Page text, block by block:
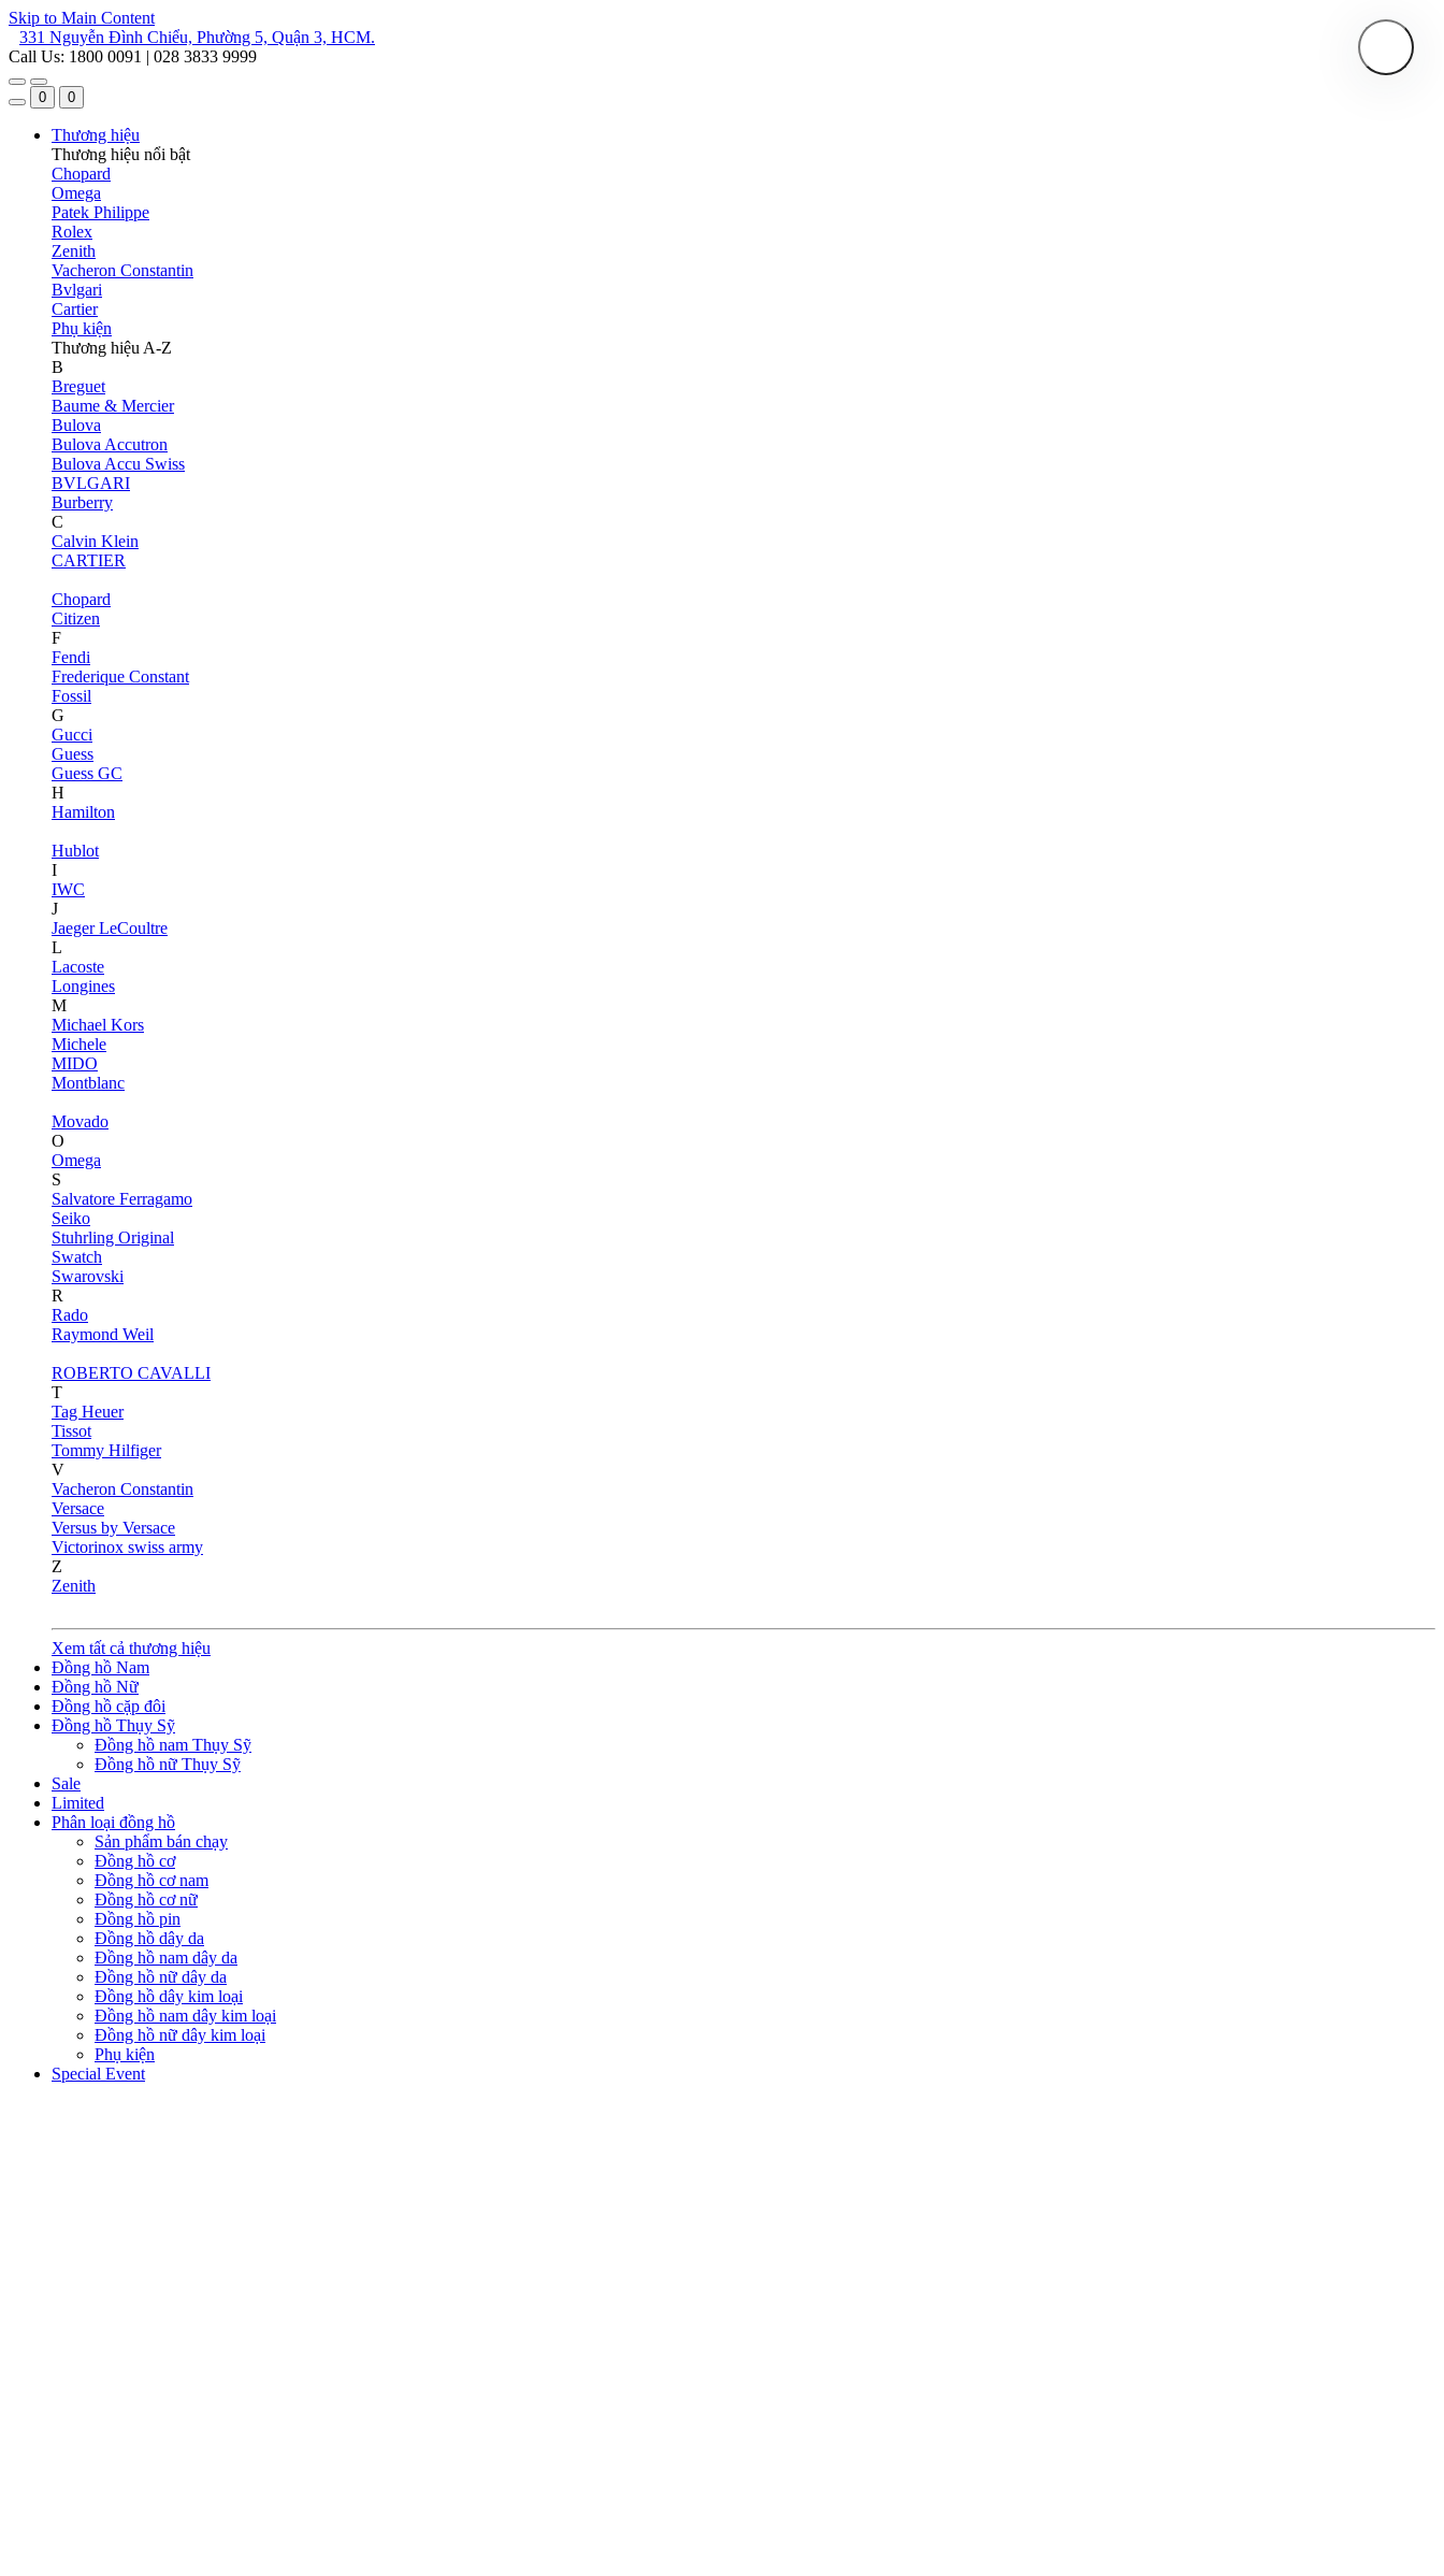
Skip to Main Content
331 Nguyễn Đình Chiểu, Phường 5, Quận 3, HCM.
Call Us: 1800 0091 | 028 3833 9999
0 0
Thương hiệu
Thương hiệu nổi bật
Chopard
Omega
Patek Philippe
Rolex
Zenith
Vacheron Constantin
Bvlgari
Cartier
Phụ kiện
Thương hiệu A-Z
B
Breguet
Baume & Mercier
Bulova
Bulova Accutron
Bulova Accu Swiss
BVLGARI
Burberry
C
Calvin Klein
CARTIER
Chopard
Citizen
F
Fendi
Frederique Constant
Fossil
G
Gucci
Guess
Guess GC
H
Hamilton
Hublot
I
IWC
J
Jaeger LeCoultre
L
Lacoste
Longines
M
Michael Kors
Michele
MIDO
Montblanc
Movado
O
Omega
S
Salvatore Ferragamo
Seiko
Stuhrling Original
Swatch
Swarovski
R
Rado
Raymond Weil
ROBERTO CAVALLI
T
Tag Heuer
Tissot
Tommy Hilfiger
V
Vacheron Constantin
Versace
Versus by Versace
Victorinox swiss army
Z
Zenith
Xem tất cả thương hiệu
Đồng hồ Nam
Đồng hồ Nữ
Đồng hồ cặp đôi
Đồng hồ Thụy Sỹ
Đồng hồ nam Thụy Sỹ
Đồng hồ nữ Thụy Sỹ
Sale
Limited
Phân loại đồng hồ
Sản phẩm bán chạy
Đồng hồ cơ
Đồng hồ cơ nam
Đồng hồ cơ nữ
Đồng hồ pin
Đồng hồ dây da
Đồng hồ nam dây da
Đồng hồ nữ dây da
Đồng hồ dây kim loại
Đồng hồ nam dây kim loại
Đồng hồ nữ dây kim loại
Phụ kiện
Special Event